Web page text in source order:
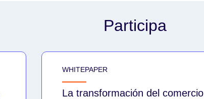
Participa
WHITEPAPER
La transformación del comercio